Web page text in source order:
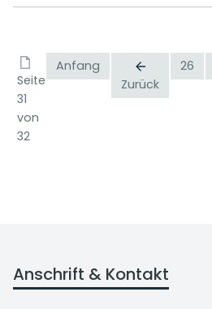
Seite
31
von
32
Anfang
Zurück
26
Anschrift & Kontakt